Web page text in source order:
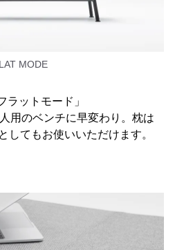
MODE
ラットモード」
用のベンチに早変わり。枕は
してもお使いいただけます。